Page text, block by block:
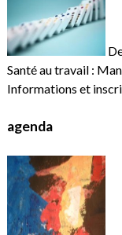
Santé au travail :
Informations et
agenda